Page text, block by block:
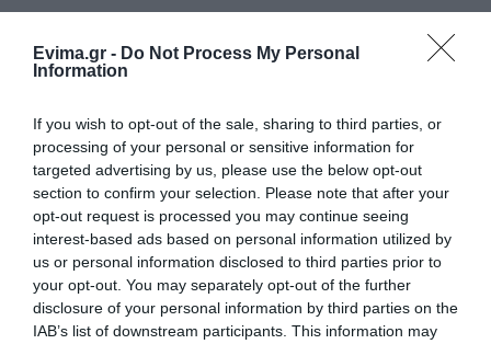
Evima.gr - Do Not Process My Personal
Information
If you wish to opt-out of the sale, sharing to third parties, or
processing of your personal or sensitive information for
targeted advertising by us, please use the below opt-out
section to confirm your selection. Please note that after your
opt-out request is processed you may continue seeing
interest-based ads based on personal information utilized by
us or personal information disclosed to third parties prior to
your opt-out. You may separately opt-out of the further
disclosure of your personal information by third parties on the
IAB’s list of downstream participants. This information may
06.08.2026 | 23:15
Φωτιά στη Σκύρο: Δύσκολη νύχτα
για την Καλαμίτσα – Νέες εικόνες
και βίντεο
06.08.2026 | 22:04
Εύβοια: Με κατάνυξη και πλήθος
κόσμου η μεγάλη γιορτή στους
Ωρεούς – Παρών ο Θανάσης
Ζεμπίλης
06.08.2026 | 22:00